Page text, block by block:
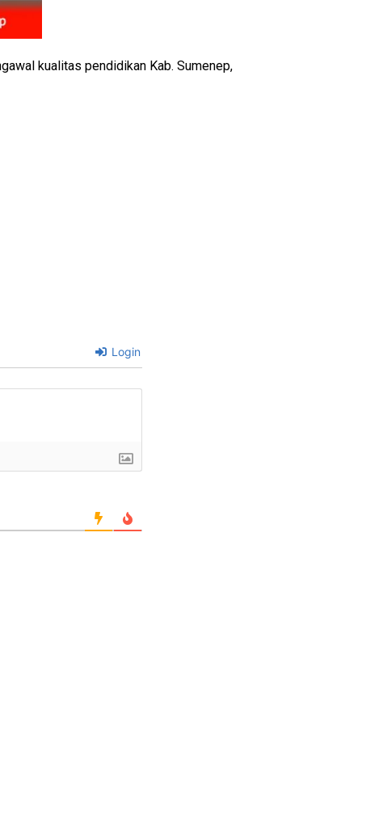
kualitas pendidikan Kab. Sumenep,
Login